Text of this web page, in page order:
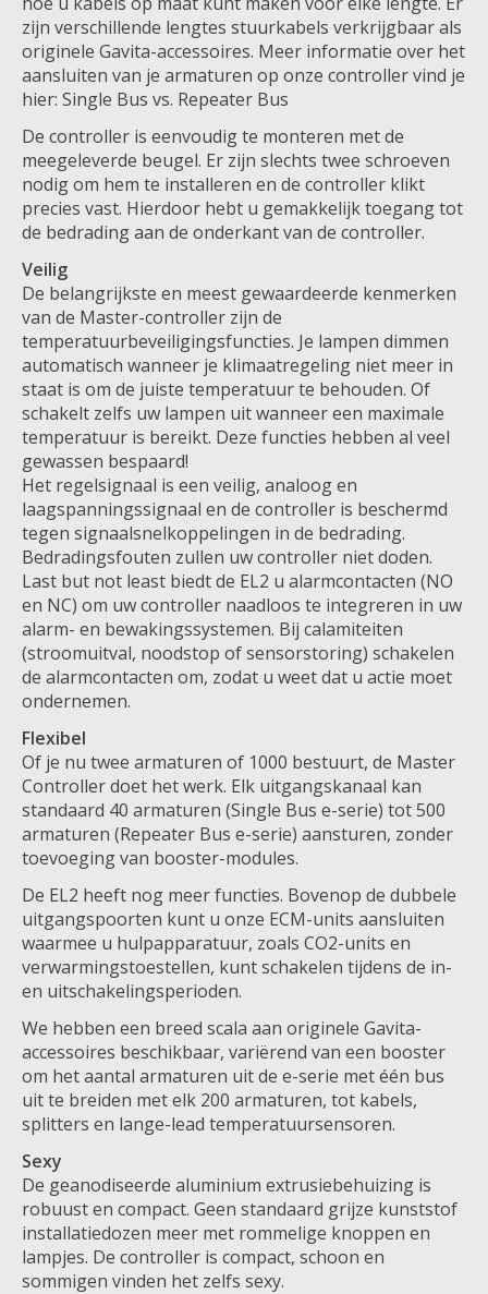
zijn verschillende lengtes stuurkabels verkrijgbaar als
originele Gavita-accessoires. Meer informatie over het
aansluiten van je armaturen op onze controller vind je
hier: Single Bus vs. Repeater Bus
De controller is eenvoudig te monteren met de
meegeleverde beugel. Er zijn slechts twee schroeven
nodig om hem te installeren en de controller klikt
precies vast. Hierdoor hebt u gemakkelijk toegang tot
de bedrading aan de onderkant van de controller.
Veilig
De belangrijkste en meest gewaardeerde kenmerken
van de Master-controller zijn de
temperatuurbeveiligingsfuncties. Je lampen dimmen
automatisch wanneer je klimaatregeling niet meer in
staat is om de juiste temperatuur te behouden. Of
schakelt zelfs uw lampen uit wanneer een maximale
temperatuur is bereikt. Deze functies hebben al veel
gewassen bespaard!
Het regelsignaal is een veilig, analoog en
laagspanningssignaal en de controller is beschermd
tegen signaalsnelkoppelingen in de bedrading.
Bedradingsfouten zullen uw controller niet doden.
Last but not least biedt de EL2 u alarmcontacten (NO
en NC) om uw controller naadloos te integreren in uw
alarm- en bewakingssystemen. Bij calamiteiten
(stroomuitval, noodstop of sensorstoring) schakelen
de alarmcontacten om, zodat u weet dat u actie moet
ondernemen.
Flexibel
Of je nu twee armaturen of 1000 bestuurt, de Master
Controller doet het werk. Elk uitgangskanaal kan
standaard 40 armaturen (Single Bus e-serie) tot 500
armaturen (Repeater Bus e-serie) aansturen, zonder
toevoeging van booster-modules.
De EL2 heeft nog meer functies. Bovenop de dubbele
uitgangspoorten kunt u onze ECM-units aansluiten
waarmee u hulpapparatuur, zoals CO2-units en
verwarmingstoestellen, kunt schakelen tijdens de in-
en uitschakelingsperioden.
We hebben een breed scala aan originele Gavita-
accessoires beschikbaar, variërend van een booster
om het aantal armaturen uit de e-serie met één bus
uit te breiden met elk 200 armaturen, tot kabels,
splitters en lange-lead temperatuursensoren.
Sexy
De geanodiseerde aluminium extrusiebehuizing is
robuust en compact. Geen standaard grijze kunststof
installatiedozen meer met rommelige knoppen en
lampjes. De controller is compact, schoon en
sommigen vinden het zelfs sexy.